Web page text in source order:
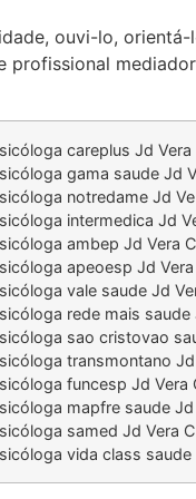
ouvi-lo,
careplus Jd Vera
gama saude Jd
notredame Jd
intermedica Jd
ambep Jd Vera
apeoesp Jd
vale saude Jd
rede mais saude
sao cristovao
transmontano Jd
funcesp Jd Vera
mapfre saude Jd
samed Jd Vera
vida class saude